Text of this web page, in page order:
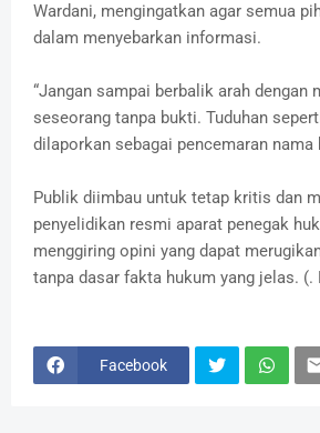
Wardani, mengingatkan agar semua
dalam menyebarkan informasi.
“Jangan sampai berbalik arah dengan
seseorang tanpa bukti. Tuduhan
dilaporkan sebagai pencemaran nama
Publik diimbau untuk tetap kritis dan
penyelidikan resmi aparat penegak
menggiring opini yang dapat
tanpa dasar fakta hukum yang jelas. (.
Facebook